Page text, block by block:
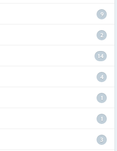
9
2
14
4
1
1
3